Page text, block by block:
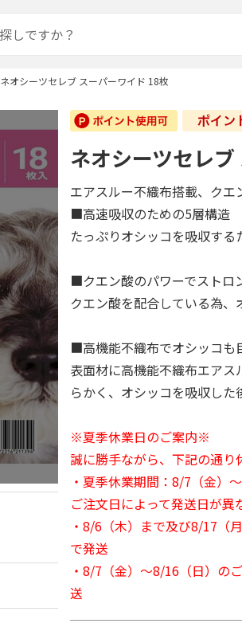
ネオシーツセレブ スーパーワイド 18枚
ネオシーツセレ
エアスルー不織布搭載、クエ
■高速吸収のための5層構造
たっぷりオシッコを吸収する
■クエン酸のパワーでストロ
クエン酸を配合している為、
■高機能不織布でオシッコも
表面材に高機能不織布エア
らかく、オシッコを吸収した
※夏季休業日のご案内※
誠に勝手ながら、下記の通り
・夏季休業期間：8/7（金）
ご注文日によって発送日が異
・8/6（木）まで及び8/17（
で発送
・8/7（金）～8/16（日）の
送